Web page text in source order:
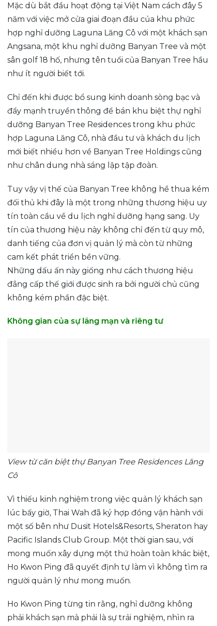
Mặc dù bắt đầu hoạt động tại Việt Nam cách đây 5
năm với việc mở cửa giai đoạn đầu của khu phức
hợp nghỉ dưỡng Laguna Lăng Cô với một khách sạn
Angsana, một khu nghỉ dưỡng Banyan Tree và một
sân golf 18 hố, nhưng tên tuổi của Banyan Tree hầu
như ít người biết tới.
Chỉ đến khi được bổ sung kinh doanh sòng bạc và
đẩy mạnh truyền thông để bán khu biệt thự nghỉ
dưỡng Banyan Tree Residences trong khu phức
hợp Laguna Lăng Cô, nhà đầu tư và khách du lịch
mới biết nhiều hơn về Banyan Tree Holdings cũng
như chân dung nhà sáng lập tập đoàn.
Tuy vậy vị thế của Banyan Tree không hề thua kém
đối thủ khi đây là một trong những thương hiệu uy
tín toàn cầu về du lịch nghỉ dưỡng hạng sang. Uy
tín của thương hiệu này không chỉ đến từ quy mô,
danh tiếng của đơn vị quản lý mà còn từ những
cam kết phát triển bền vững.
Những dấu ấn này giống như cách thương hiệu
đẳng cấp thế giới được sinh ra bởi người chủ cũng
không kém phần đặc biệt.
Không gian của sự lãng mạn và riêng tư
View từ căn biệt thự Banyan Tree Residences Lăng
Cô
Vì thiếu kinh nghiệm trong việc quản lý khách sạn
lúc bấy giờ, Thai Wah đã ký hợp đồng vận hành với
một số bên như Dusit Hotels&Resorts, Sheraton hay
Pacific Islands Club Group. Một thời gian sau, với
mong muốn xây dựng một thứ hoàn toàn khác biệt,
Ho Kwon Ping đã quyết định tự làm vì không tìm ra
người quản lý như mong muốn.
Ho Kwon Ping từng tin rằng, nghỉ dưỡng không
phải khách sạn mà phải là sự trải nghiệm, nhìn ra